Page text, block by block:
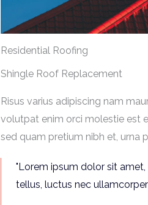
Residential Roofing
Shingle Roof Replacement
Risus varius adipiscing nam
volutpat enim orci molestie est
sed quam pretium nibh et, urna
"Lorem ipsum dolor sit
tellus, luctus nec